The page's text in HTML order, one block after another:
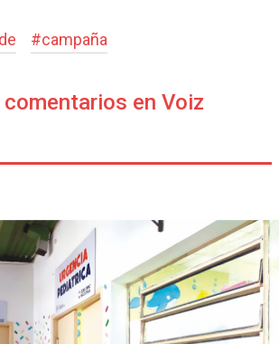
#campaña
en Voiz